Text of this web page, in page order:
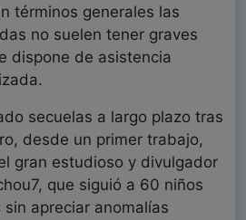
términos generales las
no suelen tener graves
dispone de asistencia
secuelas a largo plazo tras
desde un primer trabajo,
gran estudioso y divulgador
que siguió a 60 niños
apreciar anomalías